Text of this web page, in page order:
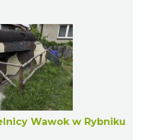
Wawok w Rybniku